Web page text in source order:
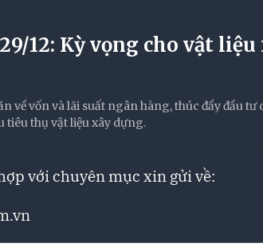
12: Kỳ vọng cho vật
về vốn và lãi suất ngân hàng, thúc đẩy đầu
tiêu thụ vật liệu xây dựng.
với chuyên mục xin gửi về: